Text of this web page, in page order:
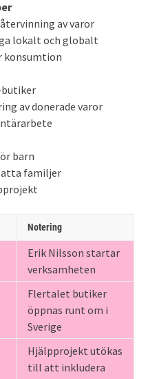
av varor
lokalt och globalt
konsumtion
butiker
av donerade varor
barn
familjer
Notering
Erik Nilsson startar
verksamheten
Flertalet butiker
öppnas runt om i
Sverige
Hjälpprojekt utökas
till att inkludera